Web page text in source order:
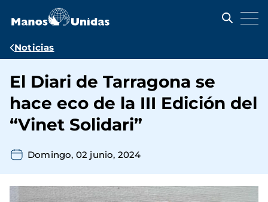
contenido
Ruta
navegación
Noticias
El Diari de Tarragona se
hace eco de la III Edición del
“Vinet Solidari”
Domingo, 02 junio, 2024